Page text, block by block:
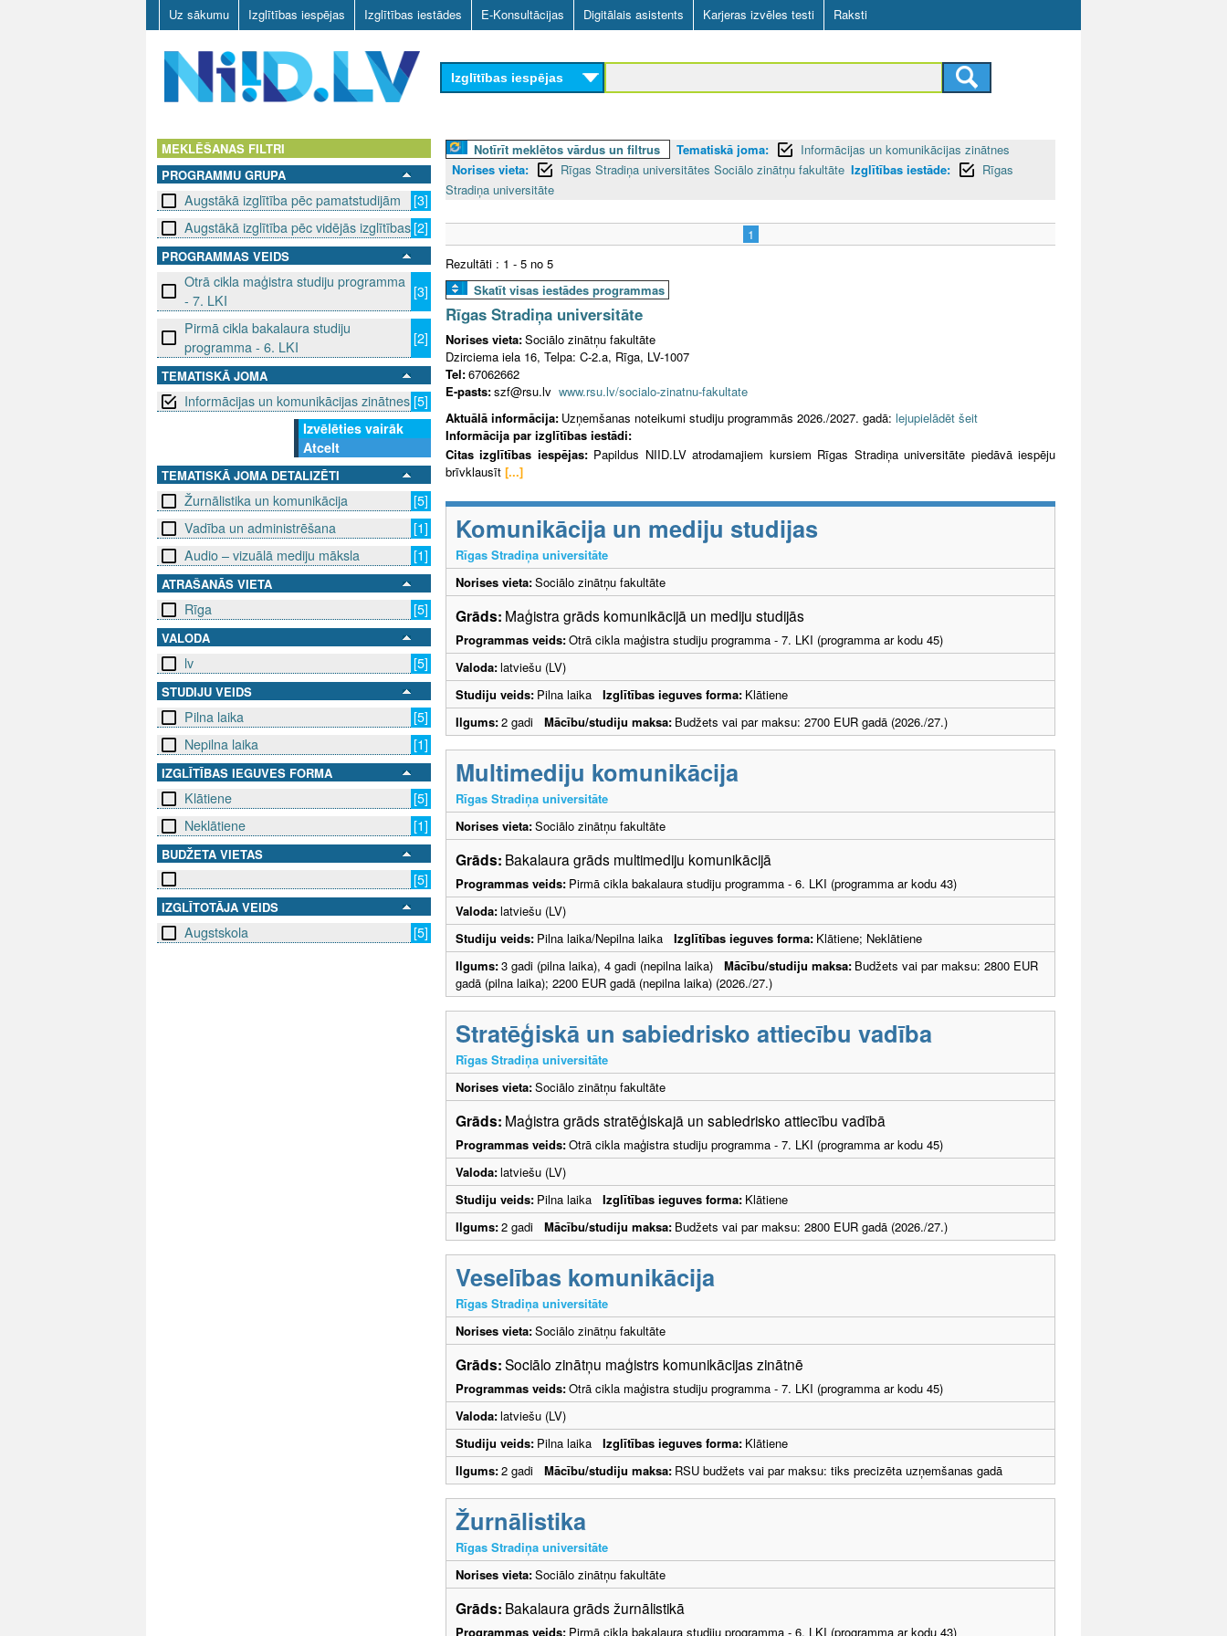
Skip
to
main
content
Uz sākumu Izglītības iespējas Izglītības iestādes E-Konsultācijas Digitālais asistents Karjeras izvēles testi Raksti
D
Izglītības iespējas
MEKLĒŠANAS FILTRI
PROGRAMMU GRUPA
Augstākā izglītība pēc pamatstudijām
[3]
Augstākā izglītība pēc vidējās izglītības [2]
PROGRAMMAS VEIDS
Otrā cikla maģistra studiju programma
- 7. LKI
[3]
Pirmā cikla bakalaura studiju
programma - 6. LKI
[2]
TEMATISKĀ JOMA
Informācijas un komunikācijas zinātnes [5]
Izvēlēties vairāk
Atcelt
TEMATISKĀ JOMA DETALIZĒTI
Žurnālistika un komunikācija
[5]
Vadība un administrēšana
[1]
Audio – vizuālā mediju māksla
[1]
ATRAŠANĀS VIETA
Rīga [5]
VALODA
lv [5]
STUDIJU VEIDS
Pilna laika
[5]
Nepilna laika
[1]
IZGLĪTĪBAS IEGUVES FORMA
Klātiene
[5]
Neklātiene
[1]
BUDŽETA VIETAS
[5]
IZGLĪTOTĀJA VEIDS
Augstskola [5]
Notīrīt meklētos vārdus un filtrus Tematiskā joma:
Informācijas un komunikācijas zinātnes
Norises vieta:
Rīgas Stradiņa universitātes Sociālo zinātņu fakultāte Izglītības iestāde:
Rīgas
Stradiņa universitāte
1
Rezultāti : 1 - 5 no 5
Skatīt visas iestādes programmas
Rīgas Stradiņa universitāte
Norises vieta:Sociālo zinātņu fakultāte
Dzirciema iela 16, Telpa: C-2.a, Rīga, LV-1007
Tel:67062662
E-pasts:szf@rsu.lv www.rsu.lv/socialo-zinatnu-fakultate
Aktuālā informācija: Uzņemšanas noteikumi studiju programmās 2026./2027. gadā: lejupielādēt šeit
Informācija par izglītības iestādi:
Citas izglītības iespējas:Papildus NIID.LV atrodamajiem kursiem Rīgas Stradiņa universitāte piedāvā iespēju
brīvklausīt [...]
Komunikācija un mediju studijas
Rīgas Stradiņa universitāte
Norises vieta:Sociālo zinātņu fakultāte
Grāds: Maģistra grāds komunikācijā un mediju studijās
Programmas veids:Otrā cikla maģistra studiju programma - 7. LKI (programma ar kodu 45)
Valoda:latviešu (LV)
Studiju veids: Pilna laika Izglītības ieguves forma: Klātiene
Ilgums:2 gadi Mācību/studiju maksa: Budžets vai par maksu: 2700 EUR gadā (2026./27.)
Multimediju komunikācija
Rīgas Stradiņa universitāte
Norises vieta:Sociālo zinātņu fakultāte
Grāds: Bakalaura grāds multimediju komunikācijā
Programmas veids: Pirmā cikla bakalaura studiju programma - 6. LKI (programma ar kodu 43)
Valoda:latviešu (LV)
Studiju veids: Pilna laika/Nepilna laika Izglītības ieguves forma: Klātiene; Neklātiene
Ilgums:3 gadi (pilna laika), 4 gadi (nepilna laika) Mācību/studiju maksa: Budžets vai par maksu: 2800 EUR
gadā (pilna laika); 2200 EUR gadā (nepilna laika) (2026./27.)
Stratēģiskā un sabiedrisko attiecību vadība
Rīgas Stradiņa universitāte
Norises vieta:Sociālo zinātņu fakultāte
Grāds: Maģistra grāds stratēģiskajā un sabiedrisko attiecību vadībā
Programmas veids:Otrā cikla maģistra studiju programma - 7. LKI (programma ar kodu 45)
Valoda:latviešu (LV)
Studiju veids: Pilna laika Izglītības ieguves forma: Klātiene
Ilgums:2 gadi Mācību/studiju maksa: Budžets vai par maksu: 2800 EUR gadā (2026./27.)
Veselības komunikācija
Rīgas Stradiņa universitāte
Norises vieta:Sociālo zinātņu fakultāte
Grāds:Sociālo zinātņu maģistrs komunikācijas zinātnē
Programmas veids:Otrā cikla maģistra studiju programma - 7. LKI (programma ar kodu 45)
Valoda:latviešu (LV)
Studiju veids: Pilna laika Izglītības ieguves forma: Klātiene
Ilgums:2 gadi Mācību/studiju maksa: RSU budžets vai par maksu: tiks precizēta uzņemšanas gadā
Žurnālistika
Rīgas Stradiņa universitāte
Norises vieta:Sociālo zinātņu fakultāte
Grāds: Bakalaura grāds žurnālistikā
Programmas veids: Pirmā cikla bakalaura studiju programma - 6. LKI (programma ar kodu 43)